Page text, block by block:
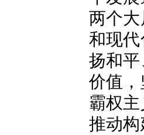
两个
和现
扬和
价值
霸权
推动